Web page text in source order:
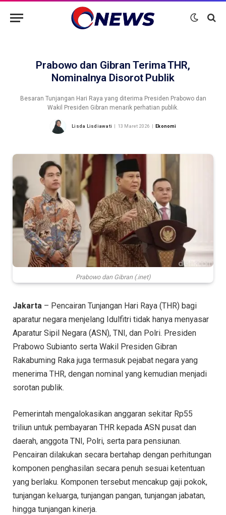
Prabowo dan Gibran Terima THR,
Nominalnya Disorot Publik
Besaran Tunjangan Hari Raya yang diterima Presiden Prabowo dan
Wakil Presiden Gibran menarik perhatian publik.
Lisda Lisdiawati 13 Maret 2026 Ekonomi
Prabowo dan Gibran (.inet)
Jakarta – Pencairan Tunjangan Hari Raya (THR) bagi
aparatur negara menjelang Idulfitri tidak hanya menyasar
Aparatur Sipil Negara (ASN), TNI, dan Polri. Presiden
Prabowo Subianto serta Wakil Presiden Gibran
Rakabuming Raka juga termasuk pejabat negara yang
menerima THR, dengan nominal yang kemudian menjadi
sorotan publik.
Pemerintah mengalokasikan anggaran sekitar Rp55
triliun untuk pembayaran THR kepada ASN pusat dan
daerah, anggota TNI, Polri, serta para pensiunan.
Pencairan dilakukan secara bertahap dengan perhitungan
komponen penghasilan secara penuh sesuai ketentuan
yang berlaku. Komponen tersebut mencakup gaji pokok,
tunjangan keluarga, tunjangan pangan, tunjangan jabatan,
hingga tunjangan kinerja.